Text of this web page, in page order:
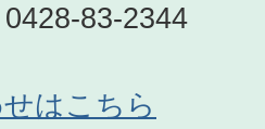
83-2344
はこちら